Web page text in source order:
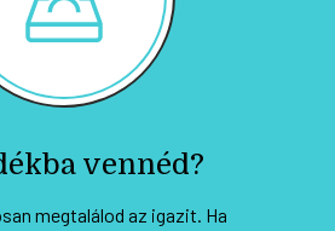
vennéd?
megtalálod az igazit. Ha